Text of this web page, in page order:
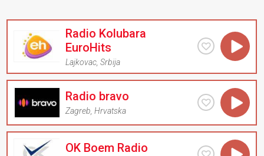
Radio Kolubara
EuroHits
Lajkovac ,Srbija
Radio bravo
Zagreb ,Hrvatska
OK Boem Radio